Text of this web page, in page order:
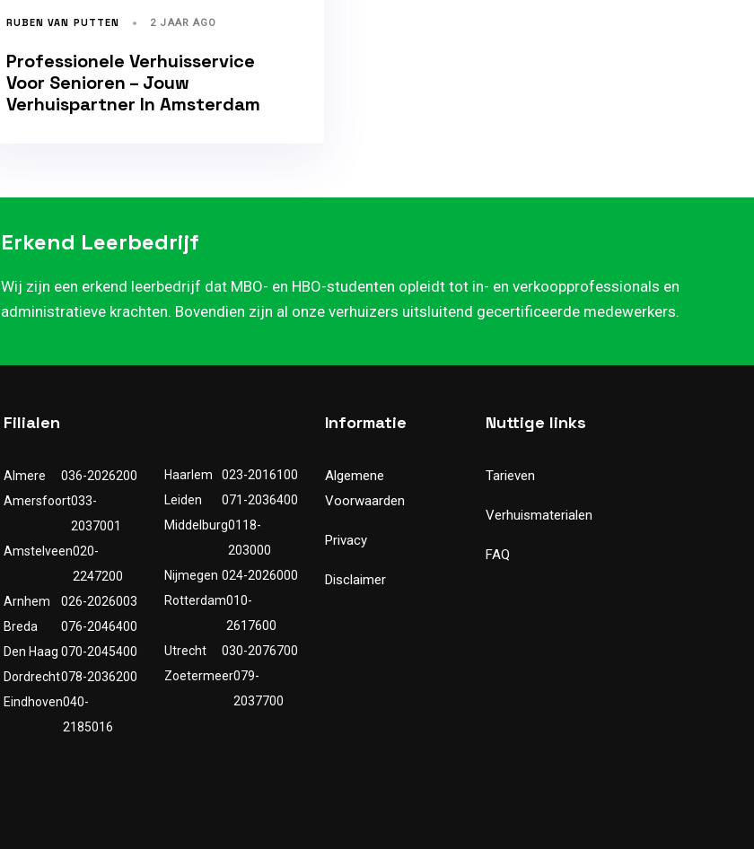
RUBEN VAN PUTTEN 2 JAAR AGO
Professionele Verhuisservice
Voor Senioren – Jouw
Verhuispartner In Amsterdam
Erkend Leerbedrijf
Wij zijn een erkend leerbedrijf dat MBO- en HBO-studenten opleidt tot in- en verkoopprofessionals en
administratieve krachten. Bovendien zijn al onze verhuizers uitsluitend gecertificeerde medewerkers.
Filialen
Almere
036-2026200
Amersfoort033-
2037001
Amstelveen020-
2247200
Arnhem
026-2026003
Breda
076-2046400
Den Haag 070-2045400
Dordrecht078-2036200
Eindhoven040-
2185016
Haarlem
023-2016100
Leiden
071-2036400
Middelburg0118-
203000
Nijmegen 024-2026000
Rotterdam010-
2617600
Utrecht
030-2076700
Zoetermeer079-
2037700
Informatie
Algemene
Voorwaarden
Privacy
Disclaimer
Nuttige links
Tarieven
Verhuismaterialen
FAQ